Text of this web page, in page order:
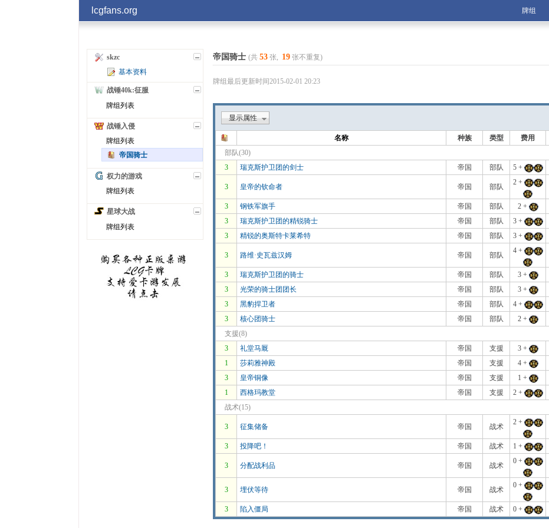
lcgfans.org 牌组
skzc
基本资料
战锤40k:征服
牌组列表
战锤入侵
牌组列表
帝国骑士
权力的游戏
牌组列表
星球大战
牌组列表
帝国骑士 (共 53 张, 19 张不重复)
牌组最后更新时间2015-02-01 20:23
显示属性
名称 种族 类型 费用
部队(30)
3
瑞克斯护卫团的剑士 帝国 部队 5 +
3 皇帝的钦命者 帝国 部队
2 +
3 钢铁军旗手 帝国 部队 2 +
3
瑞克斯护卫团的精锐骑士 帝国 部队 3 +
3
精锐的奥斯特卡莱希特 帝国 部队 3 +
3 路维·史瓦兹汉姆 帝国 部队
4 +
3 瑞克斯护卫团的骑士 帝国 部队 3 +
3
光荣的骑士团团长 帝国 部队 3 +
3
黑豹捍卫者 帝国 部队 4 +
3
核心团骑士 帝国 部队 2 +
支援(8)
3
礼堂马厩 帝国 支援 3 +
1
莎莉雅神殿 帝国 支援 4 +
3
皇帝铜像 帝国 支援 1 +
1
西格玛教堂 帝国 支援 2 +
战术(15)
3 征集储备 帝国 战术
2 +
3 投降吧！ 帝国 战术 1 +
3 分配战利品 帝国 战术
0 +
3 埋伏等待 帝国 战术
0 +
3 陷入僵局 帝国 战术 0 +